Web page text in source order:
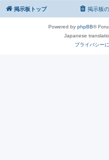
掲示板トップ 掲示板
Powered by phpBB®
Japanese
プライバシー